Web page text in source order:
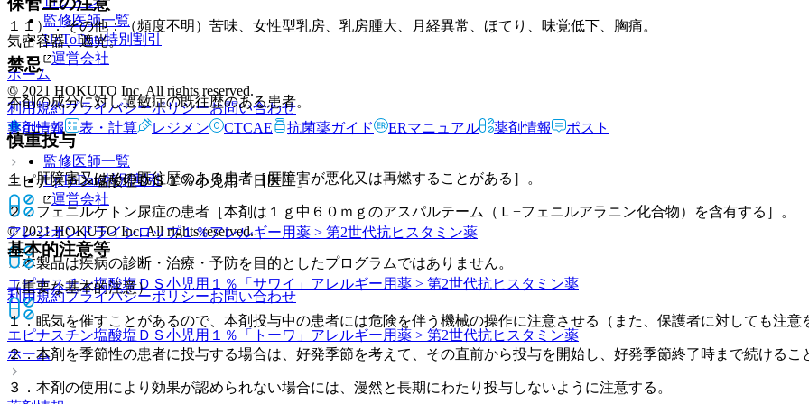
気密容器、遮光。
ホーム
薬剤情報
エピナスチン塩酸塩ＤＳ１％小児用「日医工」
アレジオンドライシロップ１％アレルギー用薬 > 第2世代抗ヒスタミン薬
エピナスチン塩酸塩ＤＳ小児用１％「サワイ」 アレルギー用薬 > 第2世代抗ヒスタミン薬
エピナスチン塩酸塩ＤＳ小児用１％「トーワ」 アレルギー用薬 > 第2世代抗ヒスタミン薬
ホーム
１１）．その他：（頻度不明）苦味、女性型乳房、乳房腫大、月経異常、ほてり、味覚低下、胸痛。
禁忌
本剤の成分に対し過敏症の既往歴のある患者。
慎重投与
１．肝障害又はその既往歴のある患者［肝障害が悪化又は再燃することがある］。
２．フェニルケトン尿症の患者［本剤は１ｇ中６０ｍｇのアスパルテーム（Ｌ−フェニルアラニン化合物）を含有する］。
基本的注意等
（重要な基本的注意）
１．眠気を催すことがあるので、本剤投与中の患者には危険を伴う機械の操作に注意させる（また、保護者に対しても注意
２．本剤を季節性の患者に投与する場合は、好発季節を考えて、その直前から投与を開始し、好発季節終了時まで続けるこ
３．本剤の使用により効果が認められない場合には、漫然と長期にわたり投与しないように注意する。
監修医師一覧
UpToDate特別割引
運営会社
© 2021 HOKUTO Inc. All rights reserved.
利用規約プライバシーポリシーお問い合わせ
ホーム
表・計算 レジメン CTCAE 抗菌薬ガイド ERマニュアル 薬剤情報 ポスト
監修医師一覧
UpToDate特別割引
運営会社
© 2021 HOKUTO Inc. All rights reserved.
※本製品は疾病の診断・治療・予防を目的としたプログラムではありません。
利用規約プライバシーポリシーお問い合わせ